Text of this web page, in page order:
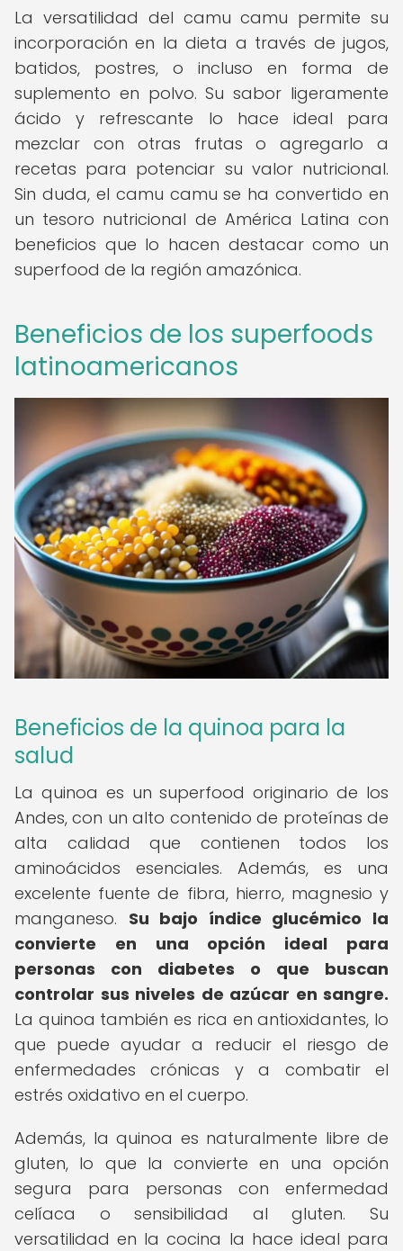
La versatilidad del camu camu permite su
incorporación en la dieta a través de jugos,
batidos, postres, o incluso en forma de
suplemento en polvo. Su sabor ligeramente
ácido y refrescante lo hace ideal para
mezclar con otras frutas o agregarlo a
recetas para potenciar su valor nutricional.
Sin duda, el camu camu se ha convertido en
un tesoro nutricional de América Latina con
beneficios que lo hacen destacar como un
superfood de la región amazónica.
Beneficios de los superfoods
latinoamericanos
Beneficios de la quinoa para la
salud
La quinoa es un superfood originario de los
Andes, con un alto contenido de proteínas de
alta calidad que contienen todos los
aminoácidos esenciales. Además, es una
excelente fuente de fibra, hierro, magnesio y
manganeso. Su bajo índice glucémico la
convierte en una opción ideal para
personas con diabetes o que buscan
controlar sus niveles de azúcar en sangre.
La quinoa también es rica en antioxidantes, lo
que puede ayudar a reducir el riesgo de
enfermedades crónicas y a combatir el
estrés oxidativo en el cuerpo.
Además, la quinoa es naturalmente libre de
gluten, lo que la convierte en una opción
segura para personas con enfermedad
celíaca o sensibilidad al gluten. Su
versatilidad en la cocina la hace ideal para